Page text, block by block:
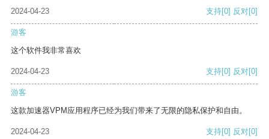
2024-04-23 支持[0] 反对[0]
游客
这个软件我非常喜欢
2024-04-23 支持[0] 反对[0]
游客
这款加速器VPM应用程序已经为我们带来了无限的隐私保护和自由。
2024-04-23 支持[0] 反对[0]